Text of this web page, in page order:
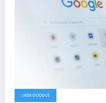
JASA GOOGLE